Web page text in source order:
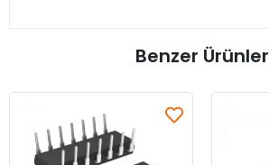
Benzer Ürünler